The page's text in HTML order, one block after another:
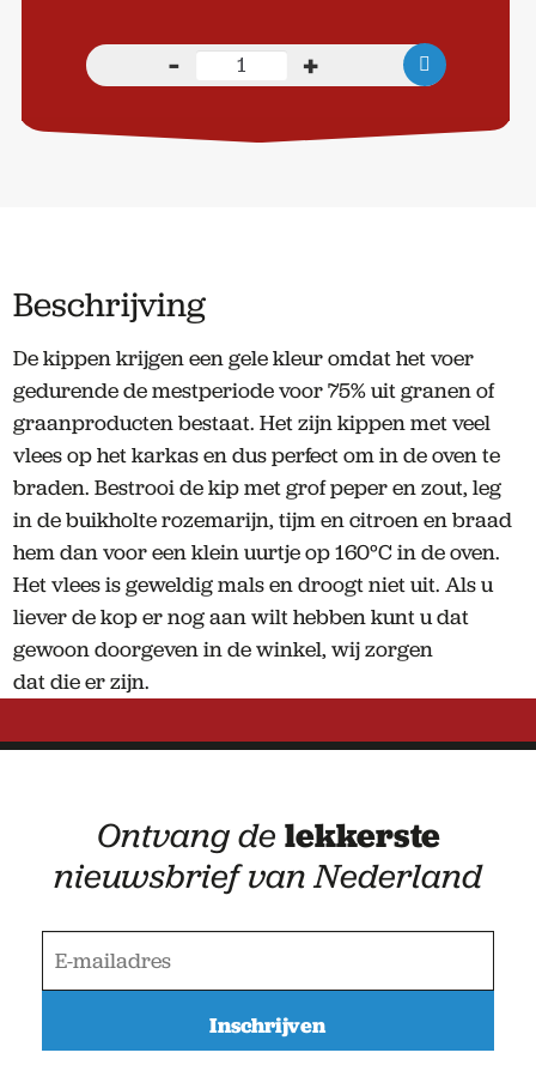
-
dagen
aantal
+
Beschrijving
De kippen krijgen een gele kleur omdat het voer
gedurende de mestperiode voor 75% uit granen of
graanproducten bestaat. Het zijn kippen met veel
vlees op het karkas en dus perfect om in de oven te
braden. Bestrooi de kip met grof peper en zout, leg
in de buikholte rozemarijn, tijm en citroen en braad
hem dan voor een klein uurtje op 160°C in de oven.
Het vlees is geweldig mals en droogt niet uit. Als u
liever de kop er nog aan wilt hebben kunt u dat
gewoon doorgeven in de winkel, wij zorgen
dat die er zijn.
Ontvang de lekkerste
nieuwsbrief van Nederland
-
m
i